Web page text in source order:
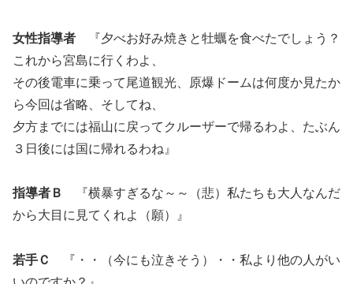
女性指導者 『夕べお好み焼きと牡蠣を食べたでしょう？
これから宮島に行くわよ、
その後電車に乗って尾道観光、原爆ドームは何度か見たか
ら今回は省略、そしてね、
夕方までには福山に戻ってクルーザーで帰るわよ、たぶん
３日後には国に帰れるわね』
指導者Ｂ
『横暴すぎるな～～（悲）私たちも大人なんだ
から大目に見てくれよ（願）』
若手Ｃ
『・・（今にも泣きそう）・・私より他の人がい